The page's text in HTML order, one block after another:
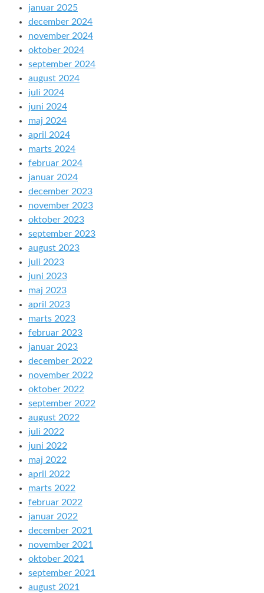
januar 2025
december 2024
november 2024
oktober 2024
september 2024
august 2024
juli 2024
juni 2024
maj 2024
april 2024
marts 2024
februar 2024
januar 2024
december 2023
november 2023
oktober 2023
september 2023
august 2023
juli 2023
juni 2023
maj 2023
april 2023
marts 2023
februar 2023
januar 2023
december 2022
november 2022
oktober 2022
september 2022
august 2022
juli 2022
juni 2022
maj 2022
april 2022
marts 2022
februar 2022
januar 2022
december 2021
november 2021
oktober 2021
september 2021
august 2021